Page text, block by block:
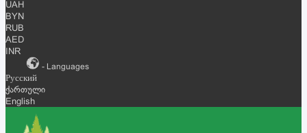
UAH
BYN
RUB
AED
INR
- Languages
Русский
ქართული
English